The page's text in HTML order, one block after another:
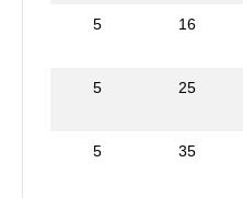
5 16
5 25
5 35